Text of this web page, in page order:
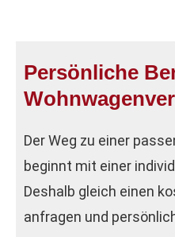
Persönliche
Der Weg zu einer
beginnt mit einer
Deshalb gleich einen
anfragen und